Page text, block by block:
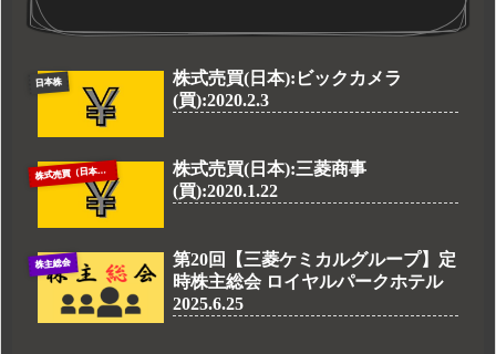
日本株
株式売買(日本):ビックカメラ
(買):2020.2.3
株
式売買（日本株）
株式売買(日本):三菱商事
(買):2020.1.22
株主総会
第20回【三菱ケミカルグループ】定
時株主総会 ロイヤルパークホテル
2025.6.25